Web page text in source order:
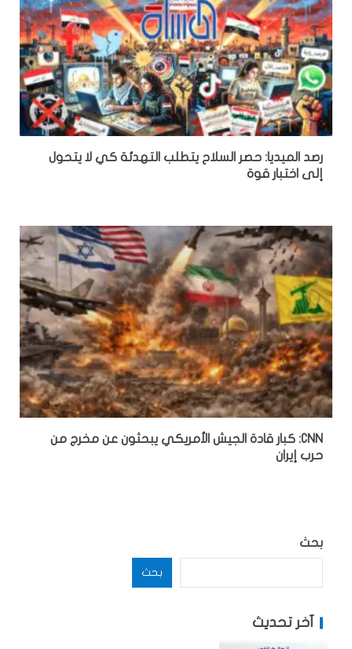
رصد الميديا: حصر السلاح يتطلب التهدئة كي لا يتحول
إلى اختبار قوة
CNN: كبار قادة الجيش الأمريكي يبحثون عن مخرج من
حرب إيران
بحث
بحث
آخر تحديث